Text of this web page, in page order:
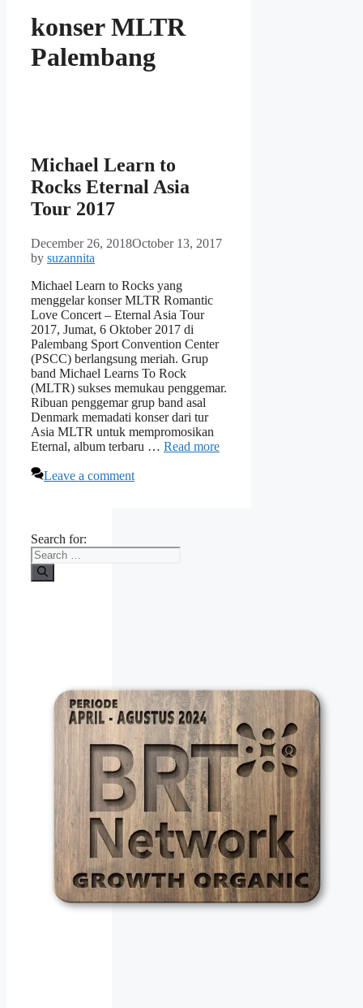
konser MLTR
Palembang
Michael Learn to
Rocks Eternal Asia
Tour 2017
December 26, 2018October 13, 2017
by suzannita
Michael Learn to Rocks yang
menggelar konser MLTR Romantic
Love Concert – Eternal Asia Tour
2017, Jumat, 6 Oktober 2017 di
Palembang Sport Convention Center
(PSCC) berlangsung meriah. Grup
band Michael Learns To Rock
(MLTR) sukses memukau penggemar.
Ribuan penggemar grup band asal
Denmark memadati konser dari tur
Asia MLTR untuk mempromosikan
Eternal, album terbaru … Read more
Leave a comment
Search for: